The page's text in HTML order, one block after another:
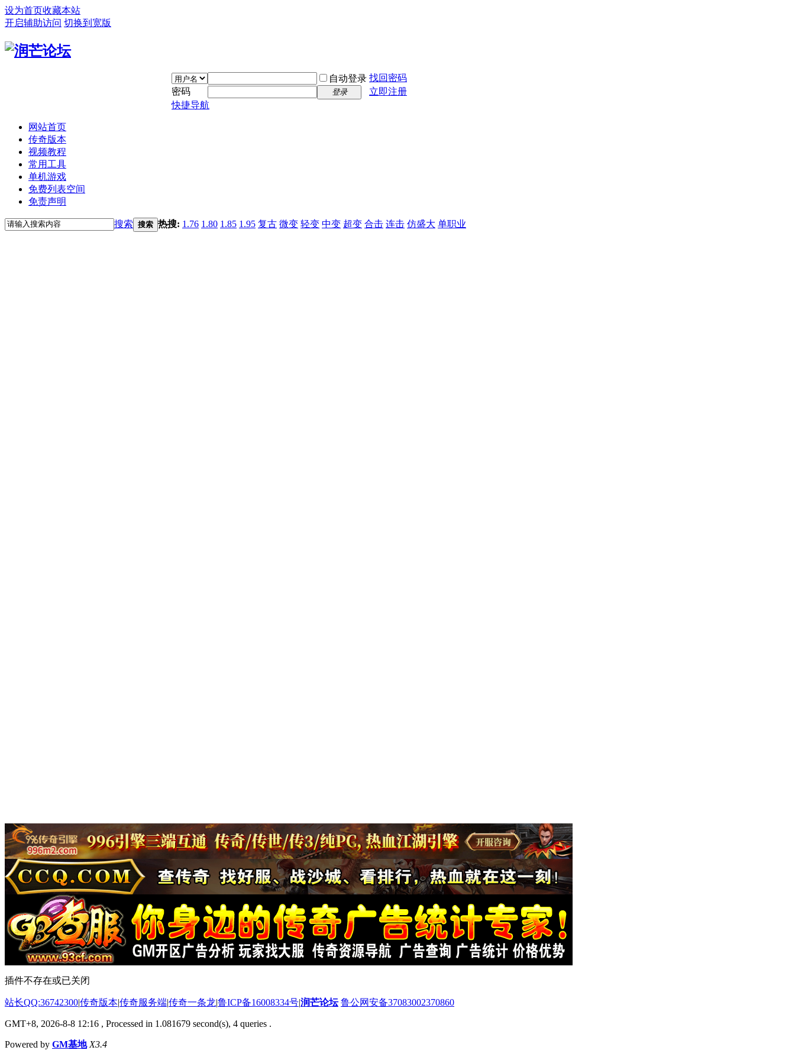
设为首页收藏本站
开启辅助访问 切换到宽版
自动登录 找回密码
密码
登录
立即注册
快捷导航
网站首页
传奇版本
视频教程
常用工具
单机游戏
免费列表空间
免责声明
搜索 搜索 热搜: 1.76 1.80 1.85 1.95 复古 微变 轻变 中变 超变 合击 连击 仿盛大 单职业
插件不存在或已关闭
站长QQ:36742300|传奇版本|传奇服务端|传奇一条龙|鲁ICP备16008334号|润芒论坛 鲁公网安备37083002370860
GMT+8, 2026-8-8 12:16 , Processed in 1.081679 second(s), 4 queries .
Powered by GM基地 X3.4